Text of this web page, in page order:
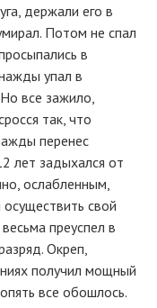
держали его в
Потом не спал
в
упал в
все зажило,
так, что
перенес
лет задыхался от
ослабленным,
свой
преуспел в
Окреп,
получил мощный
все обошлось.